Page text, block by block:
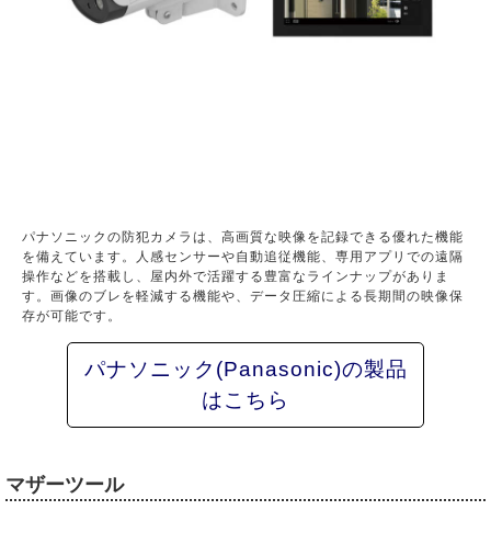
パナソニックの防犯カメラは、高画質な映像を記録できる優れた機能
を備えています。人感センサーや自動追従機能、専用アプリでの遠隔
操作などを搭載し、屋内外で活躍する豊富なラインナップがありま
す。画像のブレを軽減する機能や、データ圧縮による長期間の映像保
存が可能です。
パナソニック(Panasonic)の製品
はこちら
マザーツール